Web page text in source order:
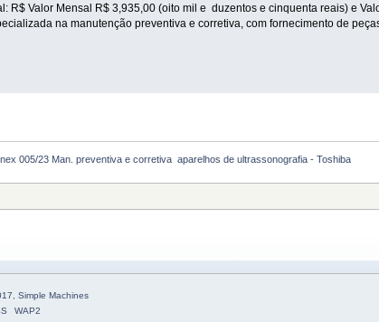
Valor Mensal R$ 3,935,00 (oito mil e duzentos e cinquenta reais) e
na manutenção preventiva e corretiva, com fornecimento de
005/23 Man. preventiva e corretiva  aparelhos de ultrassonografia - Toshiba
Simple Machines
WAP2